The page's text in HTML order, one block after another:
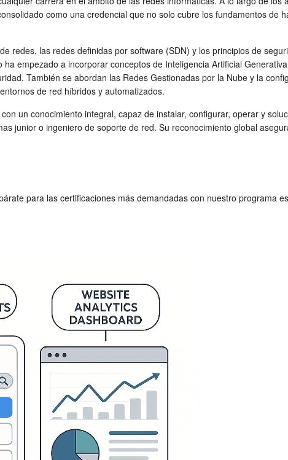
como una credencial que no solo cubre los fundamentos de
redes, las redes definidas por software (SDN) y los principios de
empezado a incorporar conceptos de Inteligencia Artificial
También se abordan las Redes Gestionadas por la Nube y la
de red híbridos y automatizados.
un conocimiento integral, capaz de instalar, configurar, operar y
junior o ingeniero de soporte de red. Su reconocimiento global
para las certificaciones más demandadas con nuestro programa